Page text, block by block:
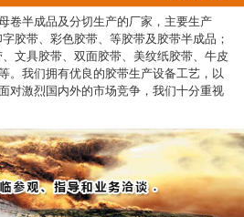
卷半成品及分切生产的厂家，主要生产
胶带、彩色胶带、等胶带及胶带半成品；
文具胶带、双面胶带、美纹纸胶带、牛皮
。我们拥有优良的胶带生产设备工艺，以
对激烈国内外的市场竞争，我们十分重视